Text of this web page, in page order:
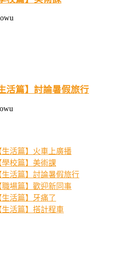
活篇】討論暑假旅行
活篇】火車上廣播
校篇】美術課
活篇】討論暑假旅行
場篇】歡迎新同事
活篇】牙痛了
活篇】搭計程車